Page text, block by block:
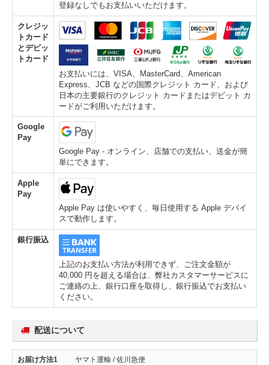
登録なしでもお支払いいただけます。
クレジッ
トカード
とデビッ
トカード
お支払いには、VISA、MasterCard、American
Express、JCB などの国際クレジット カード、および
日本の主要銀行のクレジット カードまたはデビット カ
ードがご利用いただけます。
Google
Pay
Google Pay - オンライン、店舗での支払い、送金が簡
単にできます。
Apple
Pay
Apple Pay は使いやすく、毎日使用する Apple デバイ
スで動作します。
銀行振込
上記のお支払い方法が利用できず、ご注文金額が
40,000 円を超える場合は、弊社カスタマーサービスに
ご連絡の上、銀行口座を取得し、銀行振込でお支払い
ください。
配送について
ヤマト運輸 / 佐川急便